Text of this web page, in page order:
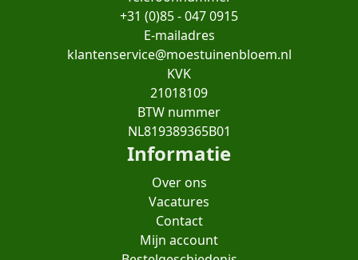
+31 (0)85 - 047 0915
E-mailadres
klantenservice@moestuinenbloem.nl
KVK
21018109
BTW nummer
NL819389365B01
Informatie
Over ons
Vacatures
Contact
Mijn account
Bestelgeschiedenis